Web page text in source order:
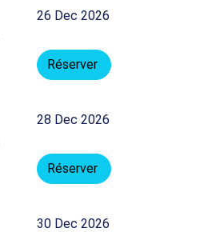
26 Dec 2026
Réserver
28 Dec 2026
Réserver
30 Dec 2026